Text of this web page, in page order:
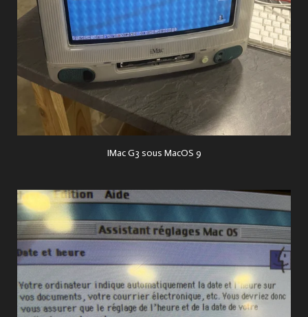
IMac G3 sous MacOS 9